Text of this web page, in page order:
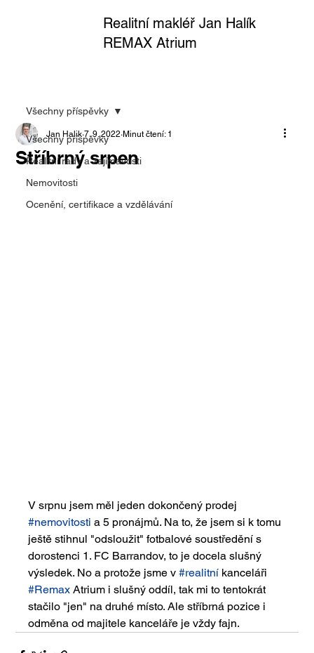
Realitní makléř Jan Halík
REMAX Atrium
Všechny příspěvky
Realitní rady a zajímavosti
Nemovitosti
Ocenění, certifikace a vzdělávání
Všechny příspěvky
Stříbrný srpen
Jan Halik 7. 9. 2022 Minut čtení: 1
V srpnu jsem měl jeden dokončený prodej
#nemovitosti a 5 pronájmů. Na to, že jsem si k tomu
ještě stihnul "odsloužit" fotbalové soustředění s
dorostenci 1. FC Barrandov, to je docela slušný
výsledek. No a protože jsme v #realitní kanceláři
#Remax Atrium i slušný oddíl, tak mi to tentokrát
stačilo "jen" na druhé místo. Ale stříbrná pozice i
odměna od majitele kanceláře je vždy fajn.